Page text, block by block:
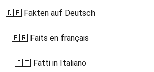
🇩🇪 Fakten auf Deutsch
🇫🇷 Faits en français
🇮🇹 Fatti in Italiano